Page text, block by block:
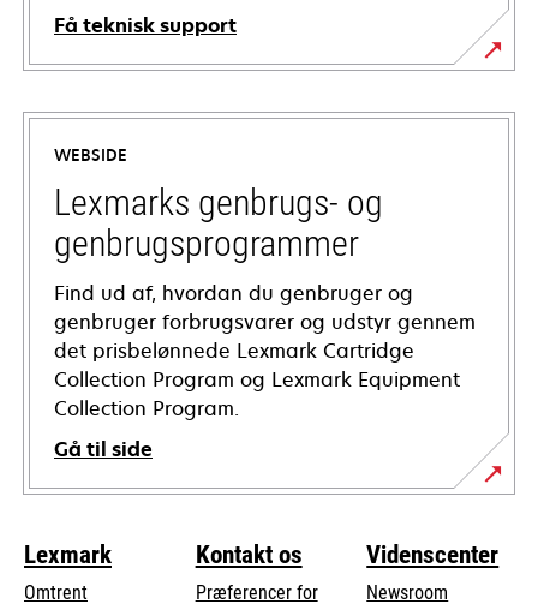
Få teknisk support
opens
in
new
tab
WEBSIDE
Lexmarks genbrugs- og
genbrugsprogrammer
Find ud af, hvordan du genbruger og
genbruger forbrugsvarer og udstyr gennem
det prisbelønnede Lexmark Cartridge
Collection Program og Lexmark Equipment
Collection Program.
Gå til side
Lexmark
Omtrent
Kontakt os
Præferencer for
Videnscenter
Newsroom